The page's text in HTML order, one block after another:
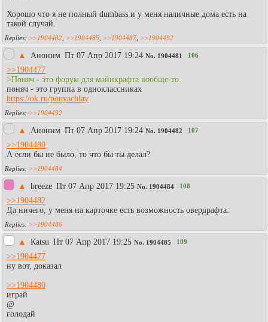
Хорошо что я не полный dumbass и у меня наличные дома есть на
такой случай.
>>1904482 >>1904485 >>1904487 >>1904492
▲ Аноним Пт 07 Апр 2017 19:24 No. 1904481 106
>>1904477
>Поняч - это форум для майнкрафта вообще-то.
поняч - это группа в одноклассниках
https://ok.ru/ponyachlay
>>1904492
▲ Аноним Пт 07 Апр 2017 19:24 No. 1904482 107
>>1904480
А если бы не было, то что бы ты делал?
>>1904484
▲ breeze Пт 07 Апр 2017 19:25 No. 1904484 108
>>1904482
Да ничего, у меня на карточке есть возможность овердрафта.
>>1904486
▲ Каtsu Пт 07 Апр 2017 19:25 No. 1904485 109
>>1904477
ну вот, доказал
>>1904480
играй
@
голодай